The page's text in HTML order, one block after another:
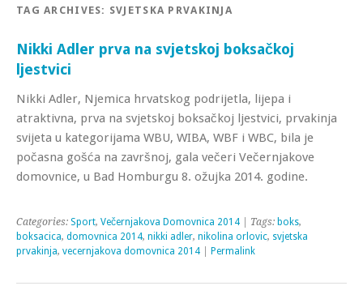
TAG ARCHIVES: SVJETSKA PRVAKINJA
Nikki Adler prva na svjetskoj boksačkoj
ljestvici
Nikki Adler, Njemica hrvatskog podrijetla, lijepa i
atraktivna, prva na svjetskoj boksačkoj ljestvici, prvakinja
svijeta u kategorijama WBU, WIBA, WBF i WBC, bila je
počasna gošća na završnoj, gala večeri Večernjakove
domovnice, u Bad Homburgu 8. ožujka 2014. godine.
Categories: Sport, Večernjakova Domovnica 2014 | Tags: boks,
boksacica, domovnica 2014, nikki adler, nikolina orlovic, svjetska
prvakinja, vecernjakova domovnica 2014 Permalink